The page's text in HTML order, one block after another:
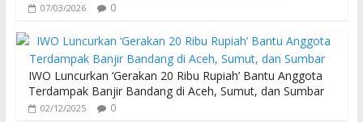
07/03/2026 0
IWO Luncurkan ‘Gerakan 20 Ribu Rupiah’ Bantu Anggota
Terdampak Banjir Bandang di Aceh, Sumut, dan Sumbar
02/12/2025 0